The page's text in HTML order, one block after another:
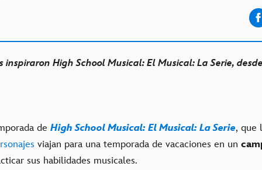
inspiraron High School Musical: El Musical: La Serie,
de High School Musical: El Musical: La Serie, que
viajan para una temporada de vacaciones en un
sus habilidades musicales.